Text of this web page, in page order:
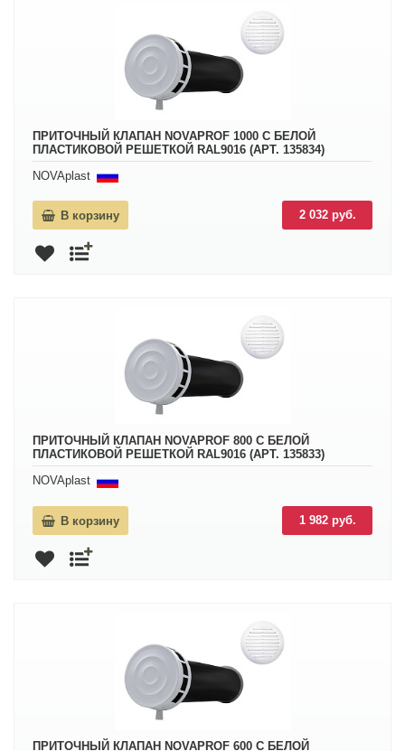
ПРИТОЧНЫЙ КЛАПАН NOVAPROF 1000 С БЕЛОЙ
ПЛАСТИКОВОЙ РЕШЕТКОЙ RAL9016 (АРТ. 135834)
NOVAplast
2 032 руб.
В корзину
ПРИТОЧНЫЙ КЛАПАН NOVAPROF 800 С БЕЛОЙ
ПЛАСТИКОВОЙ РЕШЕТКОЙ RAL9016 (АРТ. 135833)
NOVAplast
1 982 руб.
В корзину
ПРИТОЧНЫЙ КЛАПАН NOVAPROF 600 С БЕЛОЙ